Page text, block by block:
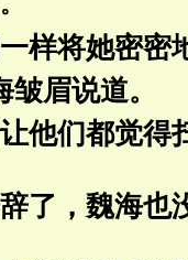
样将她密密
皱眉说道。
他们都觉得
了，魏海也